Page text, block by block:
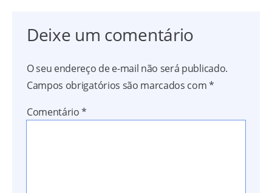
Deixe um comentário
O seu endereço de e-mail não será publicado.
Campos obrigatórios são marcados com*
Comentário*